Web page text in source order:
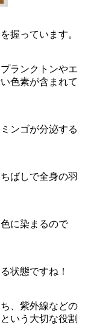
握っています。
ランクトンやエ
色素が含まれて
ンゴが分泌する
ばしで全身の羽
に染まるので
状態ですね！
、紫外線などの
いう大切な役割